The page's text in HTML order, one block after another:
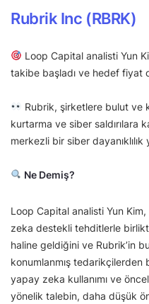
Rubrik Inc (RBRK)
Loop Capital analisti Yun
takibe başladı ve hedef fiyat
Rubrik, şirketlere bulut ve
kurtarma ve siber saldırılara
merkezli bir siber dayanıklılık
Ne Demiş?
Loop Capital analisti Yun Kim,
zeka destekli tehditlerle
haline geldiğini ve Rubrik’in
konumlanmış
yapay zeka kullanımı ve
yönelik talebin, daha düşük